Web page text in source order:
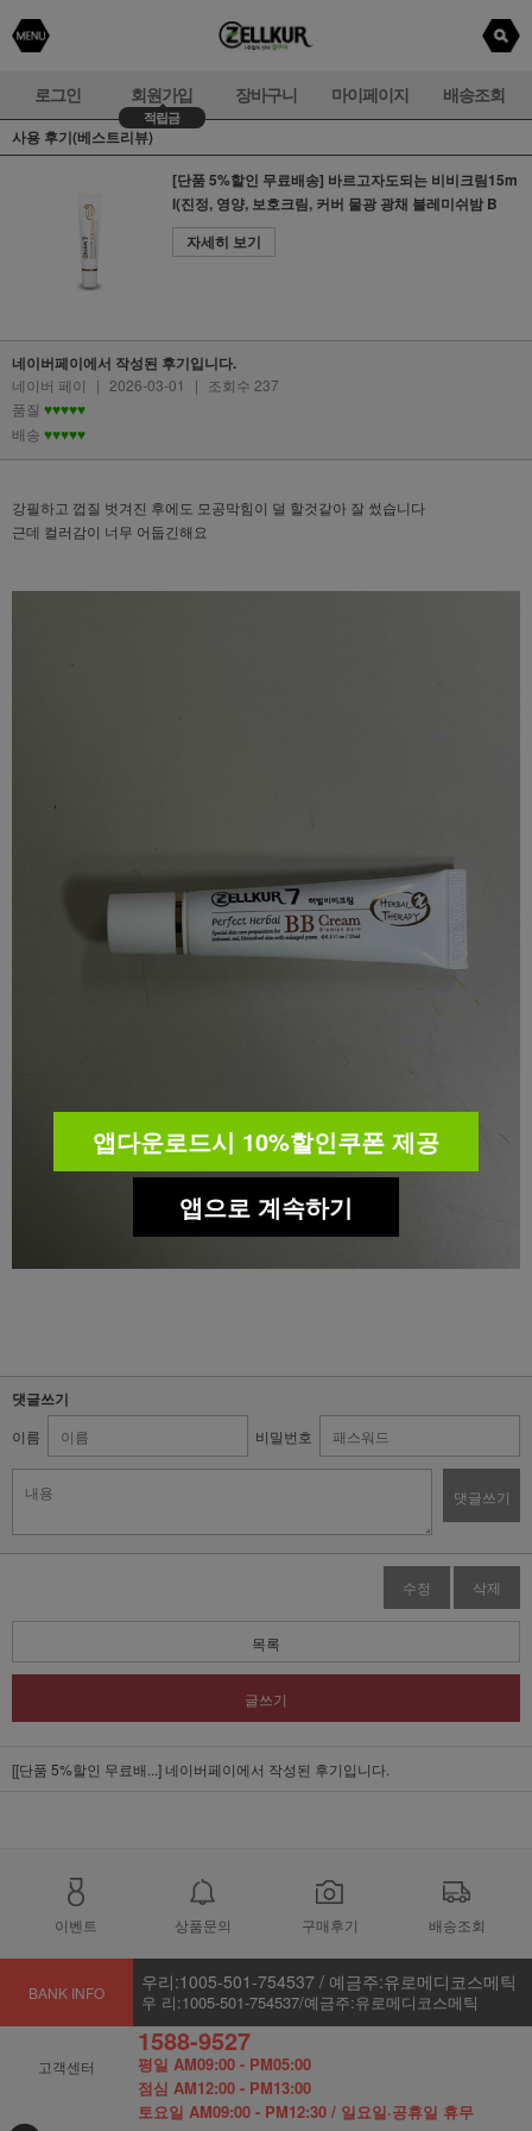
로그인 회원가입
적립금
장바구니 마이페이지 배송조회
사용 후기(베스트리뷰)
[단품 5%할인 무료배송] 바르고자도되는 비비크림15m
l(진정, 영양, 보호크림, 커버 물광 광채 블레미쉬밤 B
자세히 보기
네이버페이에서 작성된 후기입니다.
네이버 페이 | 2026-03-01 | 조회수 237
품질 ♥♥♥♥♥
배송 ♥♥♥♥♥
강필하고 껍질 벗겨진 후에도 모공막힘이 덜 할것같아 잘 썼습니다
근데 컬러감이 너무 어둡긴해요
댓글쓰기
이름 비밀번호
댓글쓰기
수정 삭제
목록
글쓰기
[[단품 5%할인 무료배...] 네이버페이에서 작성된 후기입니다.
이벤트 상품문의 구매후기 배송조회
BANK INFO 우리:1005-501-754537 / 예금주:유로메디코스메틱
우 리:1005-501-754537/예금주:유로메디코스메틱
고객센터
1588-9527
평일 AM09:00 - PM05:00
점심 AM12:00 - PM13:00
토요일 AM09:00 - PM12:30 / 일요일·공휴일 휴무
앱다운로드시 10%할인쿠폰 제공
앱으로 계속하기